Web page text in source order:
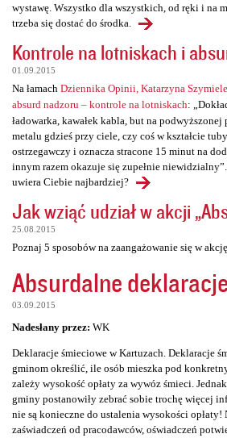
wystawę. Wszystko dla wszystkich, od ręki i na
trzeba się dostać do środka.
Kontrole na lotniskach i
01.09.2015
Na łamach Dziennika Opinii, Katarzyna
absurd nadzoru – kontrole na lotniskach:
ładowarka, kawałek kabla, but na podwyższonej
metalu gdzieś przy ciele, czy coś w kształcie
ostrzegawczy i oznacza stracone 15 minut na
innym razem okazuje się zupełnie
uwiera Ciebie najbardziej?
Jak wziąć udział w akcji
25.08.2015
Poznaj 5 sposobów na zaangażowanie się w
Absurdalne
03.09.2015
Nadesłany przez: WK
Deklaracje śmieciowe w Kartuzach. Deklaracje
gminom określić, ile osób mieszka pod
zależy wysokość opłaty za wywóz śmieci.
gminy postanowiły zebrać sobie trochę więcej
nie są konieczne do ustalenia wysokości opłaty!
zaświadczeń od pracodawców, oświadczeń